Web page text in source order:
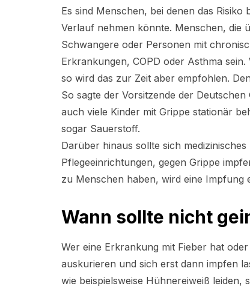
Es sind Menschen, bei denen das
Verlauf nehmen könnte. Menschen, die
Schwangere oder Personen mit
Erkrankungen, COPD oder Asthma
so wird das zur Zeit aber empfohlen.
So sagte der Vorsitzende der
auch viele Kinder mit Grippe stationär
sogar Sauerstoff.
Darüber hinaus sollte sich
Pflegeeinrichtungen, gegen Grippe
zu Menschen haben, wird eine Impfung
Wann sollte nicht
Wer eine Erkrankung mit Fieber hat
auskurieren und sich erst dann impfen
wie beispielsweise Hühnereiweiß